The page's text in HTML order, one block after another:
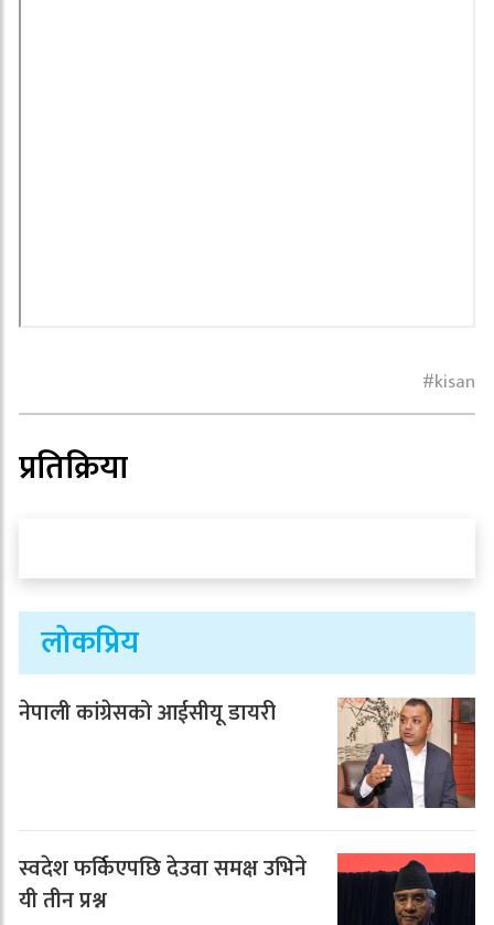
kisan
प्रतिक्रिया
लोकप्रिय
नेपाली कांग्रेसको आईसीयू डायरी
स्वदेश फर्किएपछि देउवा समक्ष उभिने
यी तीन प्रश्न